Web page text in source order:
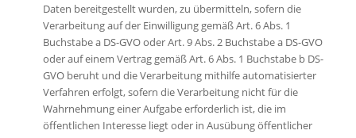
Daten bereitgestellt wurden, zu übermitteln, sofern die
Verarbeitung auf der Einwilligung gemäß Art. 6 Abs. 1
Buchstabe a DS-GVO oder Art. 9 Abs. 2 Buchstabe a DS-GVO
oder auf einem Vertrag gemäß Art. 6 Abs. 1 Buchstabe b DS-
GVO beruht und die Verarbeitung mithilfe automatisierter
Verfahren erfolgt, sofern die Verarbeitung nicht für die
Wahrnehmung einer Aufgabe erforderlich ist, die im
öffentlichen Interesse liegt oder in Ausübung öffentlicher